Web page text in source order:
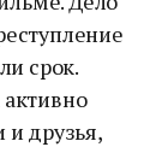
срок.
и друзья,